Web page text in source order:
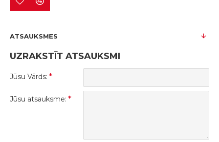
ATSAUKSMES
UZRAKSTĪT ATSAUKSMI
Jūsu Vārds:
Jūsu atsauksme: